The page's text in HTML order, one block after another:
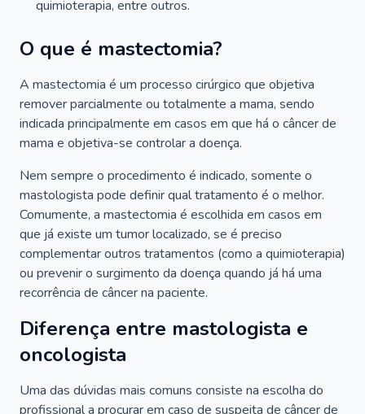
quimioterapia, entre outros.
O que é mastectomia?
A mastectomia é um processo cirúrgico que objetiva
remover parcialmente ou totalmente a mama, sendo
indicada principalmente em casos em que há o câncer de
mama e objetiva-se controlar a doença.
Nem sempre o procedimento é indicado, somente o
mastologista pode definir qual tratamento é o melhor.
Comumente, a mastectomia é escolhida em casos em
que já existe um tumor localizado, se é preciso
complementar outros tratamentos (como a quimioterapia)
ou prevenir o surgimento da doença quando já há uma
recorrência de câncer na paciente.
Diferença entre mastologista e
oncologista
Uma das dúvidas mais comuns consiste na escolha do
profissional a procurar em caso de suspeita de câncer de